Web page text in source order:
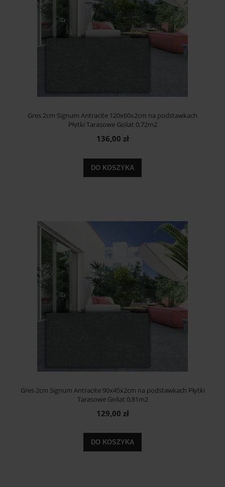
Gres 2cm Signum Antracite 120x60x2cm na podstawkach
Płytki Tarasowe Goliat 0,72m2
136,00 zł
DO KOSZYKA
Gres 2cm Signum Antracite 90x45x2cm na podstawkach Płytki
Tarasowe Goliat 0,81m2
129,00 zł
DO KOSZYKA